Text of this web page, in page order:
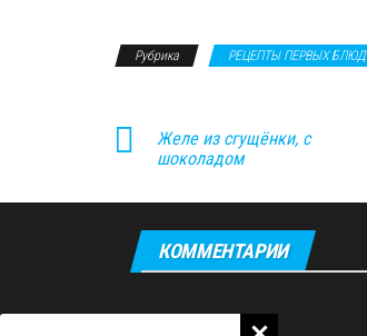
Рубрика РЕЦЕПТЫ ПЕРВЫХ БЛЮД
Желе из сгущёнки, с
шоколадом
КОММЕНТАРИИ